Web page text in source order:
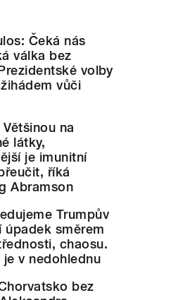
Čeká nás
válka bez
volby
vůči
na
látky,
je imunitní
říká
Abramson
Trumpův
úpadek směrem
chaosu.
v nedohlednu
bez